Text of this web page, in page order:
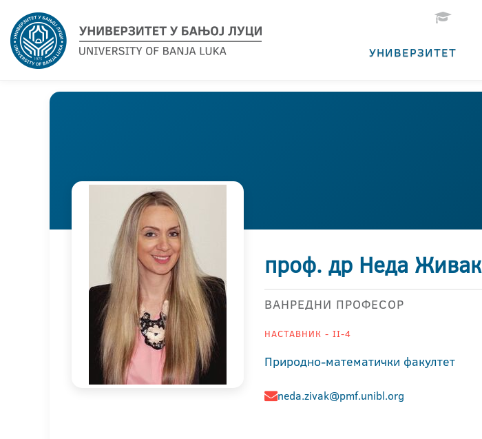
УНИВЕРЗИТЕТ
проф. др Неда Живак
ВАНРЕДНИ ПРОФЕСОР
НАСТАВНИК - II-4
Природно-математички факултет
neda.zivak@pmf.unibl.org